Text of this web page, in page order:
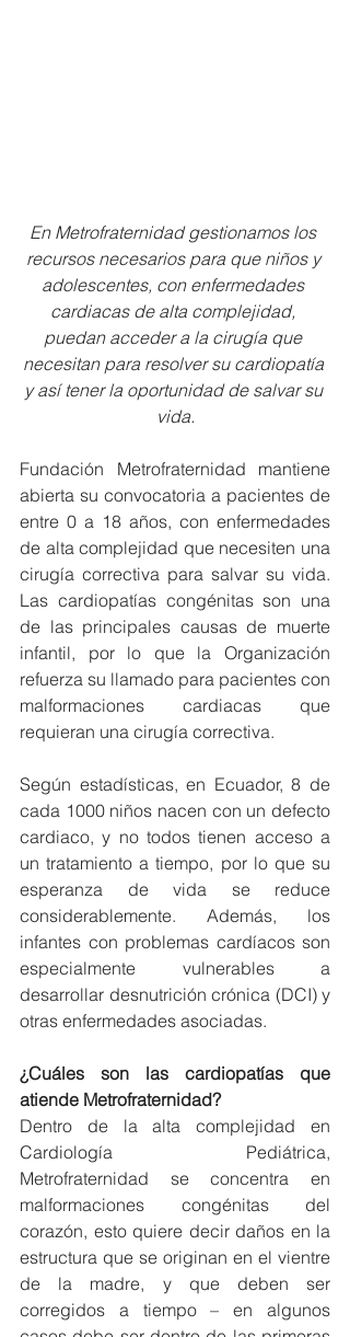
En Metrofraternidad gestionamos los
recursos necesarios para que niños y
adolescentes, con enfermedades
cardiacas de alta complejidad,
puedan acceder a la cirugía que
necesitan para resolver su cardiopatía
y así tener la oportunidad de salvar su
vida.
Fundación Metrofraternidad mantiene
abierta su convocatoria a pacientes de
entre 0 a 18 años, con enfermedades
de alta complejidad que necesiten una
cirugía correctiva para salvar su vida.
Las cardiopatías congénitas son una
de las principales causas de muerte
infantil, por lo que la Organización
refuerza su llamado para pacientes con
malformaciones cardiacas que
requieran una cirugía correctiva.
Según estadísticas, en Ecuador, 8 de
cada 1000 niños nacen con un defecto
cardiaco, y no todos tienen acceso a
un tratamiento a tiempo, por lo que su
esperanza de vida se reduce
considerablemente. Además, los
infantes con problemas cardíacos son
especialmente vulnerables a
desarrollar desnutrición crónica (DCI) y
otras enfermedades asociadas.
¿Cuáles son las cardiopatías que
atiende Metrofraternidad?
Dentro de la alta complejidad en
Cardiología Pediátrica,
Metrofraternidad se concentra en
malformaciones congénitas del
corazón, esto quiere decir daños en la
estructura que se originan en el vientre
de la madre, y que deben ser
corregidos a tiempo – en algunos